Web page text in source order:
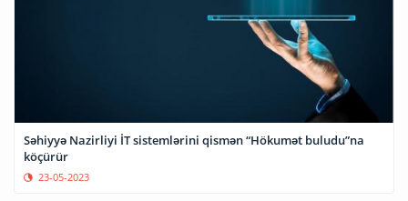
Səhiyyə Nazirliyi İT sistemlərini qismən “Hökumət buludu”na
köçürür
23-05-2023